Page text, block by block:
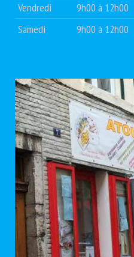
Vendredi
9h00 à 12h00
Samedi
9h00 à 12h00